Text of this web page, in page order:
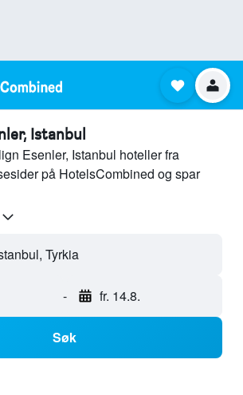
Istanbul
Esenler, Istanbul hoteller fra
på HotelsCombined og spar
Tyrkia
- fr. 14.8.
Søk